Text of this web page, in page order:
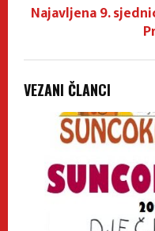
Najavljena 9.
VEZANI ČLANCI